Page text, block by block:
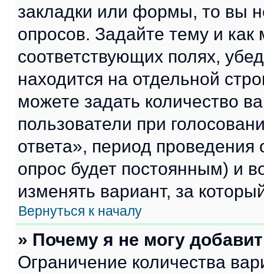
закладки или формы, то вы
опросов. Задайте тему и
соответствующих полях,
находится на отдельной
можете задать количество
пользователи при
ответа», период проведения
опрос будет постоянным) и
изменять вариант, за
Вернуться к началу
» Почему я не могу
Ограничение количества